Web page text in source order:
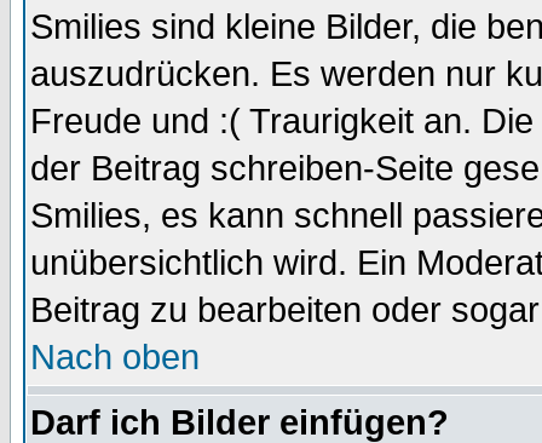
Smilies sind kleine Bilder, die
auszudrücken. Es werden nur
Freude und :( Traurigkeit an.
der Beitrag schreiben-Seite
Smilies, es kann schnell
unübersichtlich wird. Ein
Beitrag zu bearbeiten oder
Nach oben
Darf ich Bilder einfügen?